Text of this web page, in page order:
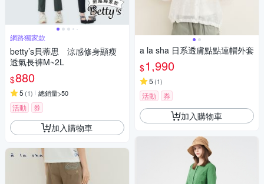
網路獨家款
betty’s貝蒂思 涼感修身顯瘦
透氣長褲M~2L
$880
5 (1) 總銷量>50
活動 券
加入購物車
a la sha 日系透膚點點連帽外套
$1,990
5 (1)
活動 券
加入購物車